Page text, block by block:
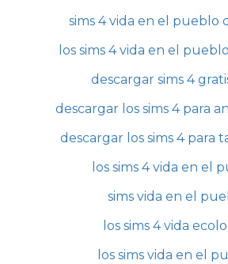
sims 4 vida en el pueblo
los sims 4 vida en el
descargar sims 4
descargar los sims 4 para
descargar los sims 4 para
los sims 4 vida en el
sims vida en el
los sims 4 vida
los sims vida en el